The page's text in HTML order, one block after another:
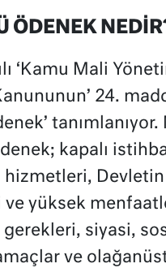
ÖDENEK
‘Kamu Mali
24.
tanımlanıyor.
kapalı
hizmetleri,
ve yüksek
gerekleri, siyasi,
ve